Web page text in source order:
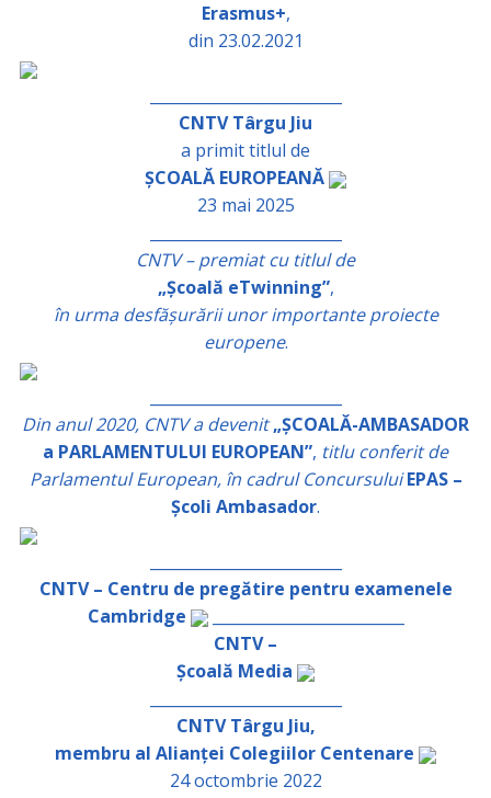
Erasmus+,
din 23.02.2021
CNTV Târgu Jiu
a primit titlul de
ȘCOALĂ EUROPEANĂ
23 mai 2025
CNTV – premiat cu titlul de
„Școală eTwinning”,
în urma desfășurării unor importante proiecte
europene.
Din anul 2020, CNTV a devenit „ȘCOALĂ-AMBASADOR
a PARLAMENTULUI EUROPEAN”, titlu conferit de
Parlamentul European, în cadrul Concursului EPAS –
Școli Ambasador.
CNTV – Centru de pregătire pentru examenele
Cambridge
_________________________
CNTV –
Școală Media
CNTV Târgu Jiu,
membru al Alianței Colegiilor Centenare
24 octombrie 2022